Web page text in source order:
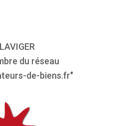
du réseau
de-biens.fr"